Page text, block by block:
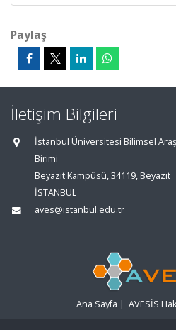
Paylaş
İletişim Bilgileri
İstanbul Üniversitesi Bilimsel
Birimi
Beyazıt Kampüsü, 34119, Beyazıt
İSTANBUL
aves@istanbul.edu.tr
Ana Sayfa | AVESİS